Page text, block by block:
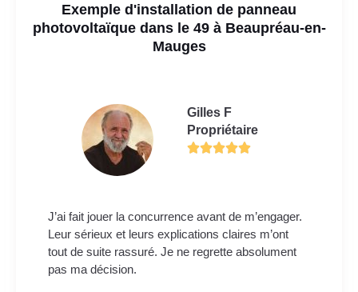
Exemple d'installation de panneau
photovoltaïque dans le 49 à Beaupréau-en-
Mauges
Gilles F
Propriétaire
J’ai fait jouer la concurrence avant de m’engager.
Leur sérieux et leurs explications claires m’ont
tout de suite rassuré. Je ne regrette absolument
pas ma décision.